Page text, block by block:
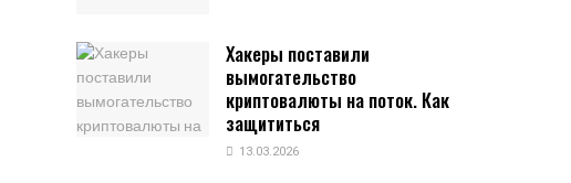
Хакеры поставили
вымогательство
криптовалюты на поток. Как
защититься
13.03.2026